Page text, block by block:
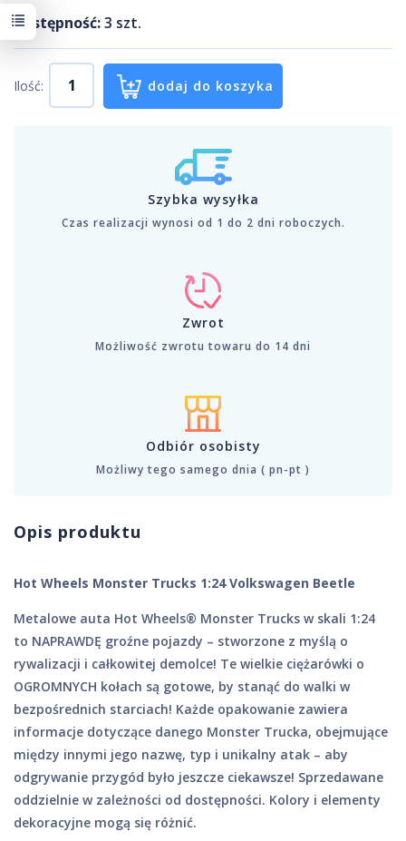
Dostępność:3 szt.
Ilość: dodaj do koszyka
Szybka wysyłka
Czas realizacji wynosi od 1 do 2 dni roboczych.
Zwrot
Możliwość zwrotu towaru do 14 dni
Odbiór osobisty
Możliwy tego samego dnia ( pn-pt )
Opis produktu
Hot Wheels Monster Trucks 1:24 Volkswagen Beetle
Metalowe auta Hot Wheels® Monster Trucks w skali 1:24
to NAPRAWDĘ groźne pojazdy – stworzone z myślą o
rywalizacji i całkowitej demolce! Te wielkie ciężarówki o
OGROMNYCH kołach są gotowe, by stanąć do walki w
bezpośrednich starciach! Każde opakowanie zawiera
informacje dotyczące danego Monster Trucka, obejmujące
między innymi jego nazwę, typ i unikalny atak – aby
odgrywanie przygód było jeszcze ciekawsze! Sprzedawane
oddzielnie w zależności od dostępności. Kolory i elementy
dekoracyjne mogą się różnić.